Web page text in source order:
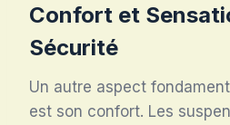
Confort et
Sécurité
Un autre aspect
est son confort. Les